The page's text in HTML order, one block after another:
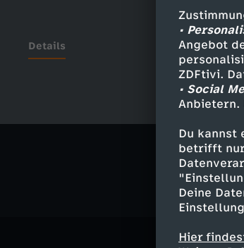
•
Angebot
ZDFtivi.
• Social
Anbietern.
Du kannst
betrifft nur
Deine
Hier
Details